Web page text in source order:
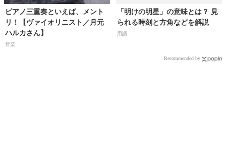
ピアノ三重奏といえば、メント
リ！【ヴァイオリニスト／月元
ハルカさん】
音楽
「明けの明星」の意味とは？ 見
られる時刻と方角などを解説
用語
Recommended by